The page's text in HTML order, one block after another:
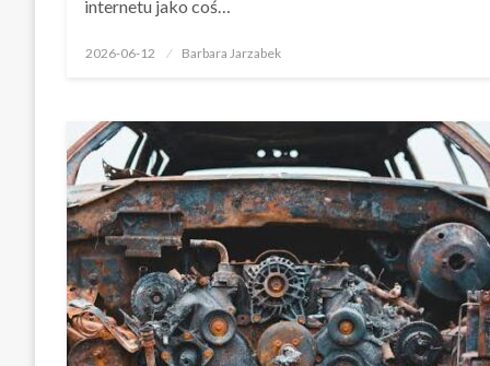
internetu jako coś…
Opublikowane
2026-06-12 Barbara Jarzabek